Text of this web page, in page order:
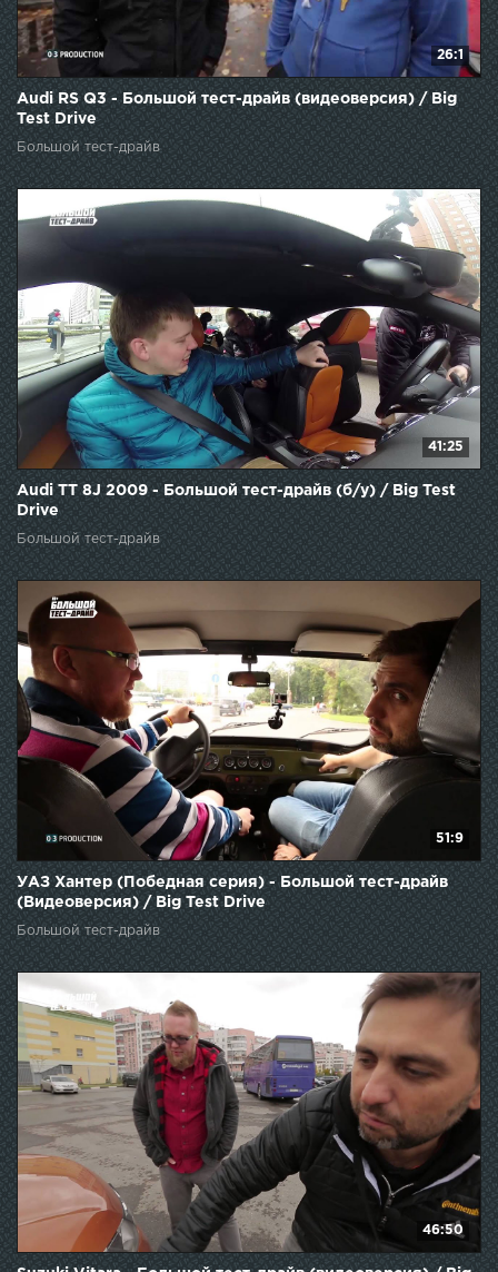
26:1
Audi RS Q3 - Большой тест-драйв (видеоверсия) / Big
Test Drive
Большой тест-драйв
41:25
Audi TT 8J 2009 - Большой тест-драйв (б/у) / Big Test
Drive
Большой тест-драйв
51:9
УАЗ Хантер (Победная серия) - Большой тест-драйв
(Видеоверсия) / Big Test Drive
Большой тест-драйв
46:50